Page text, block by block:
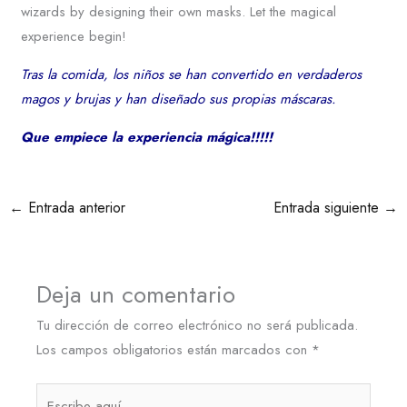
wizards by designing their own masks. Let the magical
experience begin!
Tras la comida, los niños se han convertido en verdaderos
magos y brujas y han diseñado sus propias máscaras.
Que empiece la experiencia mágica!!!!!
← Entrada anterior Entrada siguiente →
Deja un comentario
Tu dirección de correo electrónico no será publicada.
Los campos obligatorios están marcados con *